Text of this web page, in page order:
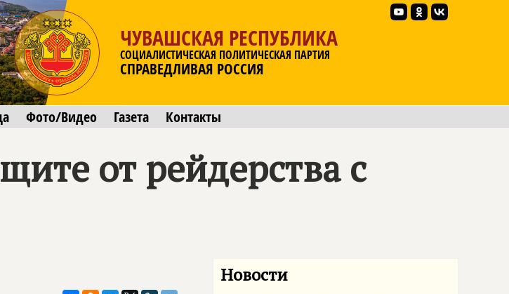
ЧУВАШСКАЯ РЕСПУБЛИКА
СОЦИАЛИСТИЧЕСКАЯ ПОЛИТИЧЕСКАЯ ПАРТИЯ
СПРАВЕДЛИВАЯ РОССИЯ
Фото/Видео Газета Контакты
от рейдерства с
Новости